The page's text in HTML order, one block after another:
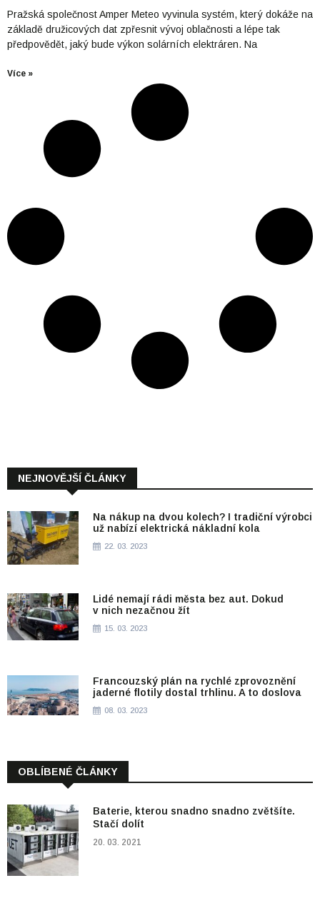
Pražská společnost Amper Meteo vyvinula systém, který dokáže na
základě družicových dat zpřesnit vývoj oblačnosti a lépe tak
předpovědět, jaký bude výkon solárních elektráren. Na
Více »
NEJNOVĚJŠÍ ČLÁNKY
Na nákup na dvou kolech? I tradiční výrobci
už nabízí elektrická nákladní kola
22. 03. 2023
Lidé nemají rádi města bez aut. Dokud
v nich nezačnou žít
15. 03. 2023
Francouzský plán na rychlé zprovoznění
jaderné flotily dostal trhlinu. A to doslova
08. 03. 2023
OBLÍBENÉ ČLÁNKY
Baterie, kterou snadno snadno zvětšíte.
Stačí dolít
20. 03. 2021